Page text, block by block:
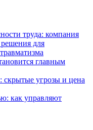
труда: компания
для
главным
скрытые угрозы и цена
как управляют